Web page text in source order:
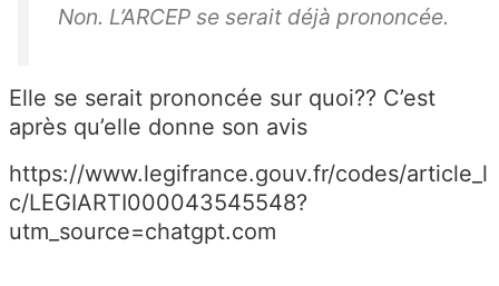
Non. L’ARCEP se serait déjà prononcée.
Elle se serait prononcée sur quoi?? C’est
après qu’elle donne son avis
https://www.legifrance.gouv.fr/codes/article_l
c/LEGIARTI000043545548?
utm_source=chatgpt.com